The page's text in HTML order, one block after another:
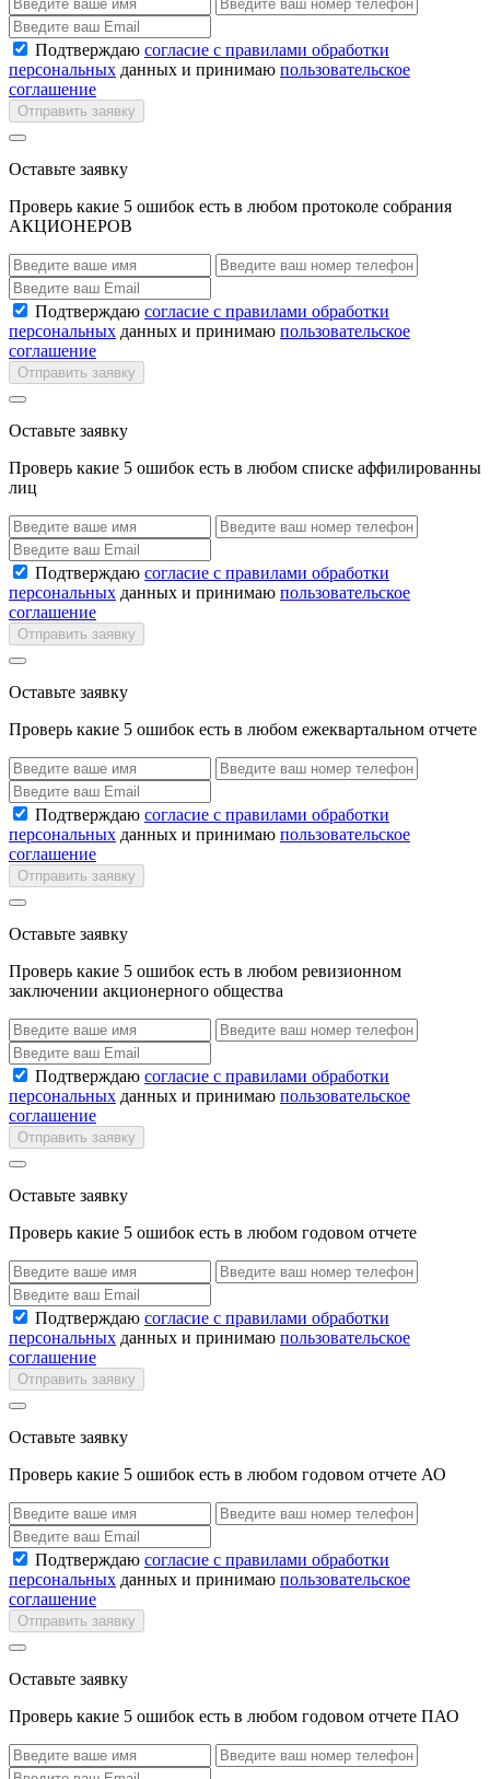
Подтверждаю согласие с правилами обработки
персональных данных и принимаю пользовательское
соглашение
Отправить заявку
Оставьте заявку
Проверь какие 5 ошибок есть в любом протоколе собрания
АКЦИОНЕРОВ
Подтверждаю согласие с правилами обработки
персональных данных и принимаю пользовательское
соглашение
Отправить заявку
Оставьте заявку
Проверь какие 5 ошибок есть в любом списке аффилированны
лиц
Подтверждаю согласие с правилами обработки
персональных данных и принимаю пользовательское
соглашение
Отправить заявку
Оставьте заявку
Проверь какие 5 ошибок есть в любом ежеквартальном отчете
Подтверждаю согласие с правилами обработки
персональных данных и принимаю пользовательское
соглашение
Отправить заявку
Оставьте заявку
Проверь какие 5 ошибок есть в любом ревизионном
заключении акционерного общества
Подтверждаю согласие с правилами обработки
персональных данных и принимаю пользовательское
соглашение
Отправить заявку
Оставьте заявку
Проверь какие 5 ошибок есть в любом годовом отчете
Подтверждаю согласие с правилами обработки
персональных данных и принимаю пользовательское
соглашение
Отправить заявку
Оставьте заявку
Проверь какие 5 ошибок есть в любом годовом отчете АО
Подтверждаю согласие с правилами обработки
персональных данных и принимаю пользовательское
соглашение
Отправить заявку
Оставьте заявку
Проверь какие 5 ошибок есть в любом годовом отчете ПАО